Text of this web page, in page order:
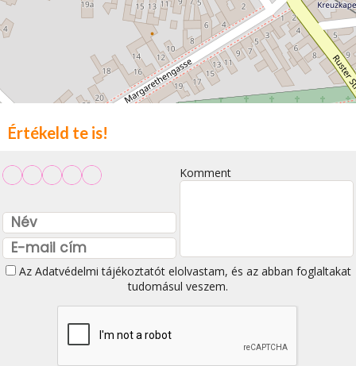
Értékeld te is!
Komment
Az Adatvédelmi tájékoztatótelolvastam, és az abban foglaltakat
tudomásul veszem.